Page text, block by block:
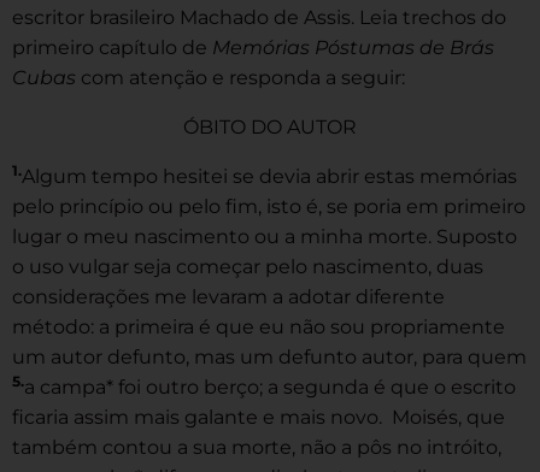
escritor brasileiro Machado de Assis. Leia trechos do
primeiro capítulo de Memórias Póstumas de Brás
Cubas com atenção e responda a seguir:
ÓBITO DO AUTOR
1.Algum tempo hesitei se devia abrir estas memórias
pelo princípio ou pelo fim, isto é, se poria em primeiro
lugar o meu nascimento ou a minha morte. Suposto
o uso vulgar seja começar pelo nascimento, duas
considerações me levaram a adotar diferente
método: a primeira é que eu não sou propriamente
um autor defunto, mas um defunto autor, para quem
5.a campa* foi outro berço; a segunda é que o escrito
ficaria assim mais galante e mais novo. Moisés, que
também contou a sua morte, não a pôs no intróito,